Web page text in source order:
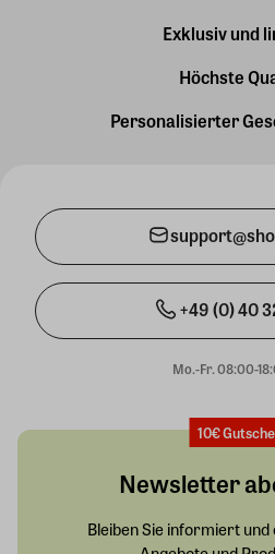
Exklusiv und
Höchste
Personalisierter
+49 (0) 40
Mo.-Fr. 08:00-
10€
Newsletter
Bleiben Sie informiert